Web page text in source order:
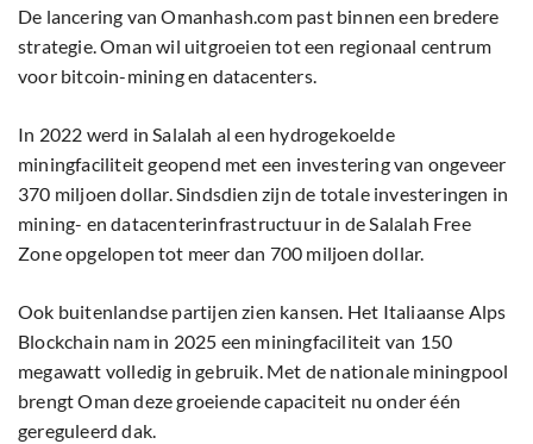
De lancering van Omanhash.com past binnen een bredere
strategie. Oman wil uitgroeien tot een regionaal centrum
voor bitcoin-mining en datacenters.
In 2022 werd in Salalah al een hydrogekoelde
miningfaciliteit geopend met een investering van ongeveer
370 miljoen dollar. Sindsdien zijn de totale investeringen in
mining- en datacenterinfrastructuur in de Salalah Free
Zone opgelopen tot meer dan 700 miljoen dollar.
Ook buitenlandse partijen zien kansen. Het Italiaanse Alps
Blockchain nam in 2025 een miningfaciliteit van 150
megawatt volledig in gebruik. Met de nationale miningpool
brengt Oman deze groeiende capaciteit nu onder één
gereguleerd dak.